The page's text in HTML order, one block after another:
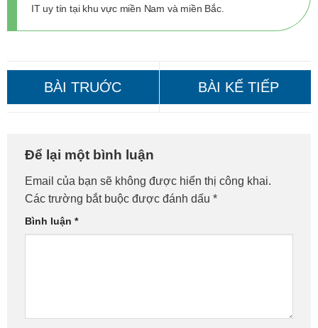
IT uy tín tại khu vực miền Nam và miền Bắc.
Có Mặt, Sửa Nhanh!
Để lại một bình luận
Email của bạn sẽ không được hiển thị công khai.
Các trường bắt buộc được đánh dấu *
Bình luận *